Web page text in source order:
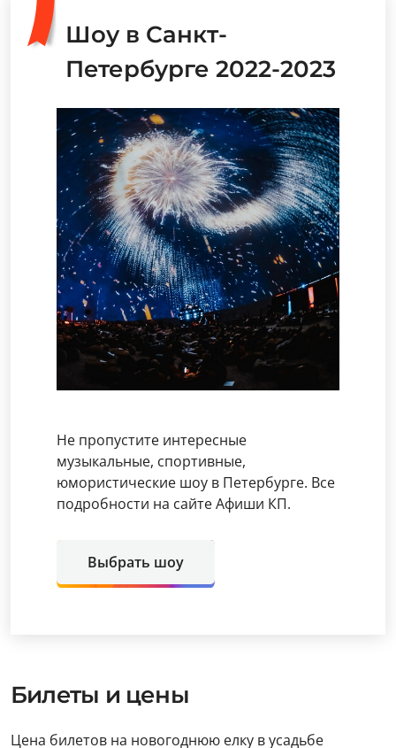
Шоу в Санкт-
Петербурге 2022-2023
Не пропустите интересные
музыкальные, спортивные,
юмористические шоу в Петербурге. Все
подробности на сайте Афиши КП.
Выбрать шоу
Билеты и цены
Цена билетов на новогоднюю елку в усадьбе